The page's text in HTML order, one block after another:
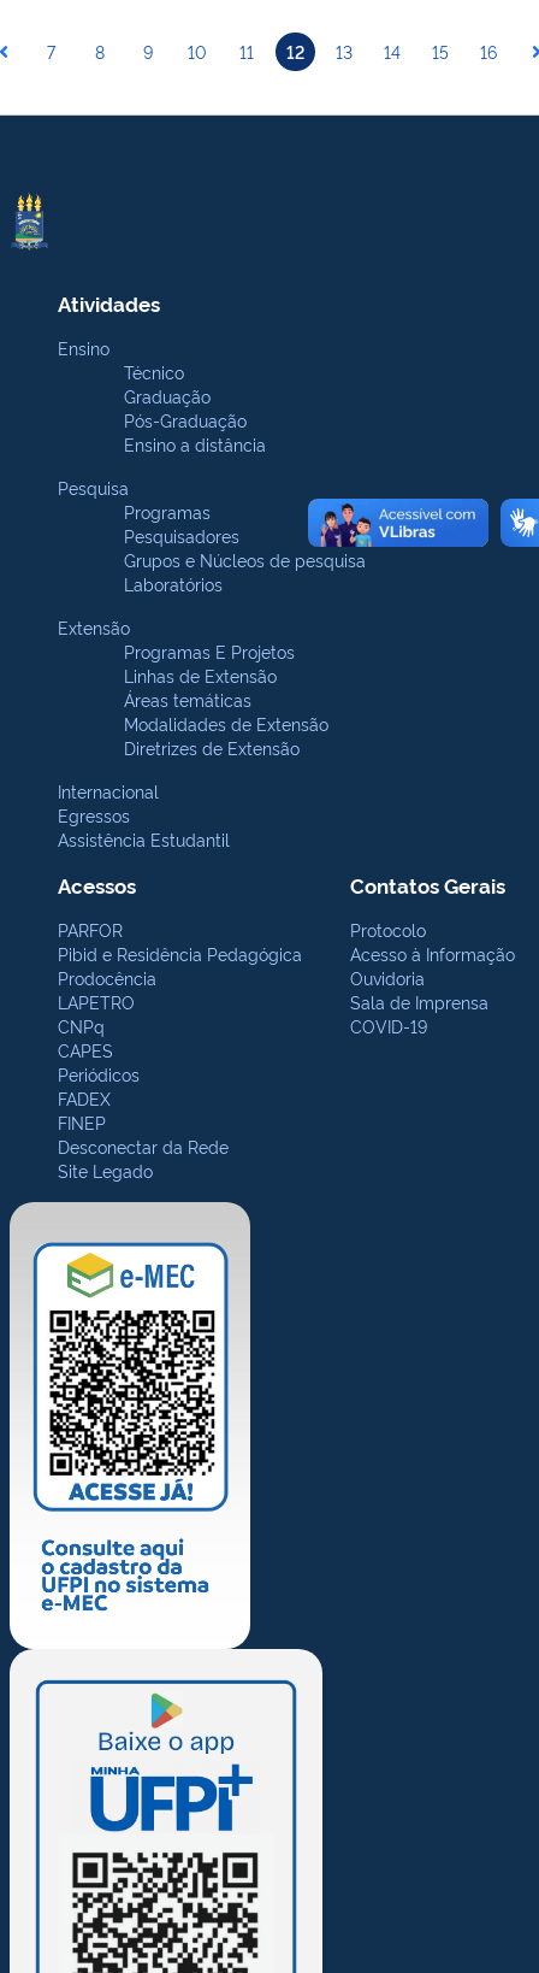
7 8 9 10 11 12 13 14 15 16
Atividades
Ensino
Técnico
Graduação
Pós-Graduação
Ensino a distância
Pesquisa
Programas
Pesquisadores
Grupos e Núcleos de pesquisa
Laboratórios
Extensão
Programas E Projetos
Linhas de Extensão
Áreas temáticas
Modalidades de Extensão
Diretrizes de Extensão
Internacional
Egressos
Assistência Estudantil
Acessos
PARFOR
Pibid e Residência Pedagógica
Prodocência
LAPETRO
CNPq
CAPES
Periódicos
FADEX
FINEP
Desconectar da Rede
Site Legado
Contatos Gerais
Protocolo
Acesso à Informação
Ouvidoria
Sala de Imprensa
COVID-19